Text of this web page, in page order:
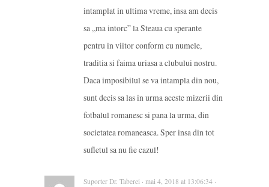
intamplat in ultima vreme, insa am decis
sa „ma intorc” la Steaua cu sperante
pentru in viitor conform cu numele,
traditia si faima uriasa a clubului nostru.
Daca imposibilul se va intampla din nou,
sunt decis sa las in urma aceste mizerii din
fotbalul romanesc si pana la urma, din
societatea romaneasca. Sper insa din tot
sufletul sa nu fie cazul!
Suporter Dr. Taberei · mai 4, 2018 at 13:06:34 ·